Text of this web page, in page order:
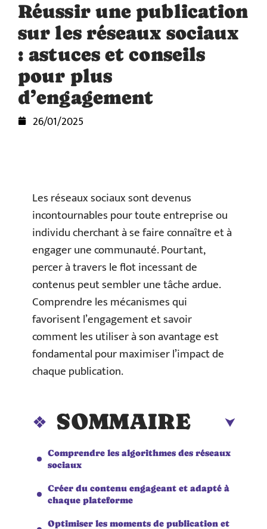
Réussir une publication
sur les réseaux sociaux
: astuces et conseils
pour plus
d’engagement
26/01/2025
Les réseaux sociaux sont devenus
incontournables pour toute entreprise ou
individu cherchant à se faire connaître et à
engager une communauté. Pourtant,
percer à travers le flot incessant de
contenus peut sembler une tâche ardue.
Comprendre les mécanismes qui
favorisent l’engagement et savoir
comment les utiliser à son avantage est
fondamental pour maximiser l’impact de
chaque publication.
SOMMAIRE
Comprendre les algorithmes des réseaux
sociaux
Créer du contenu engageant et adapté à
chaque plateforme
Optimiser les moments de publication et